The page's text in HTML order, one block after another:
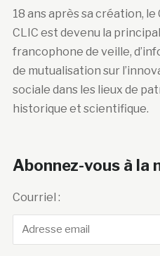
18 ans après sa création,
CLIC est devenu la
francophone de veille,
de mutualisation sur
sociale dans les lieux de
historique et scientifique.
Abonnez-vous à la
Courriel :